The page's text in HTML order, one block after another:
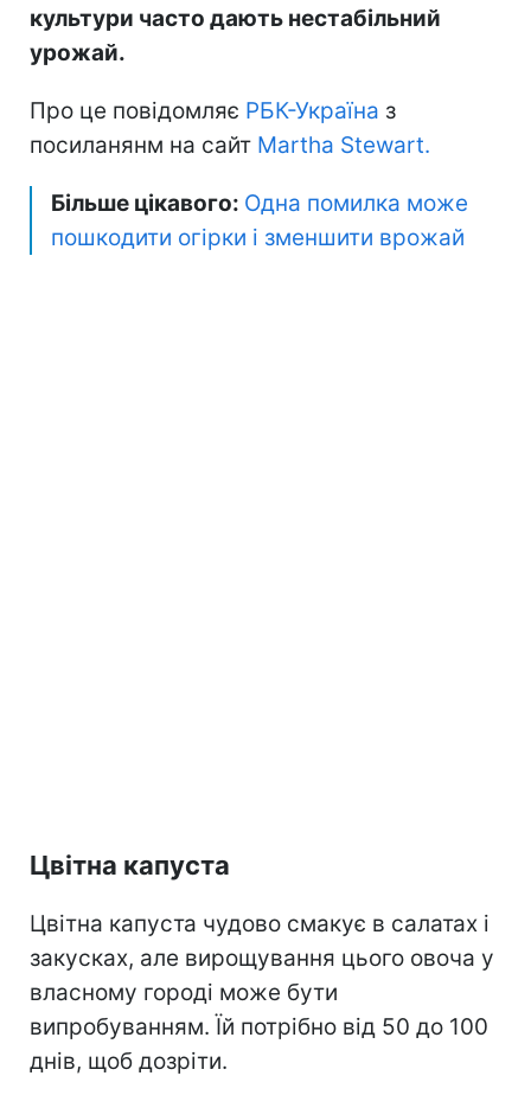
культури часто дають нестабільний
урожай.
Про це повідомляє РБК-Україна з
посиланянм на сайт Martha Stewart.
Більше цікавого: Одна помилка може
пошкодити огірки і зменшити врожай
Цвітна капуста
Цвітна капуста чудово смакує в салатах і
закусках, але вирощування цього овоча у
власному городі може бути
випробуванням. Їй потрібно від 50 до 100
днів, щоб дозріти.